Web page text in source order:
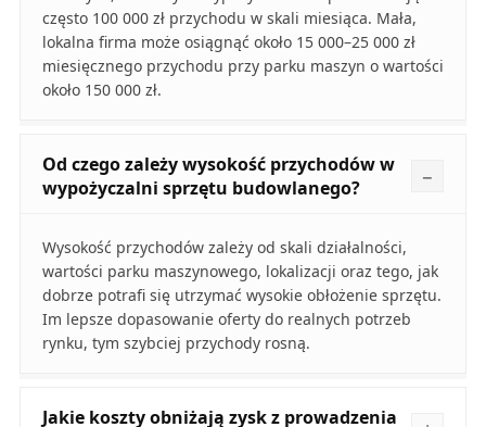
często 100 000 zł przychodu w skali miesiąca. Mała,
lokalna firma może osiągnąć około 15 000–25 000 zł
miesięcznego przychodu przy parku maszyn o wartości
około 150 000 zł.
Od czego zależy wysokość przychodów w
wypożyczalni sprzętu budowlanego?
Wysokość przychodów zależy od skali działalności,
wartości parku maszynowego, lokalizacji oraz tego, jak
dobrze potrafi się utrzymać wysokie obłożenie sprzętu.
Im lepsze dopasowanie oferty do realnych potrzeb
rynku, tym szybciej przychody rosną.
Jakie koszty obniżają zysk z prowadzenia